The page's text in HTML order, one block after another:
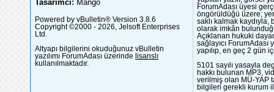
Tasarımcı: Mango
Powered by vBulletin® Version 3.8.6
Copyright ©2000 - 2026, Jelsoft Enterprises
Ltd.
Altyapı bilgilerini okuduğunuz vBulletin
yazılımı ForumAdası üzerinde lisanslı
kullanılmaktadır.
ForumAdası üyesi
öngörüldüğü üzere;
saklı kalmak
olarak imkân
Açıklanan hukuki
sağlayıcı
yapılıp, en geç 2 gün
5101 sayılı yasayla
hakkı bulunan MP3,
verilmiş olan MÜ-YAP
bilgileri gerekli kurum